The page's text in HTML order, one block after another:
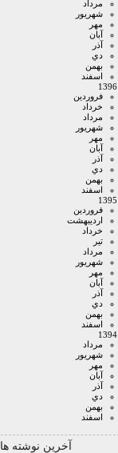
مرداد
شهريور
مهر
آبان
آذر
دي
بهمن
اسفند
1396
فروردين
خرداد
مرداد
شهريور
مهر
آبان
آذر
دي
بهمن
اسفند
1395
فروردين
ارديبهشت
خرداد
تير
مرداد
شهريور
مهر
آبان
آذر
دي
بهمن
اسفند
1394
مرداد
شهريور
مهر
آبان
آذر
دي
بهمن
اسفند
آخرین نوشته ها